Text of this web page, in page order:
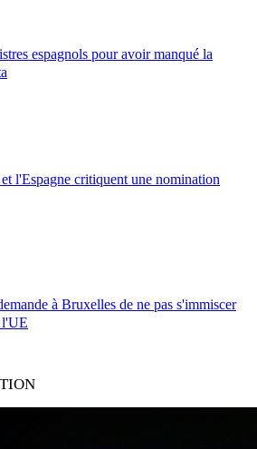
espagnols pour avoir manqué la
l'Espagne critiquent une nomination
à Bruxelles de ne pas s'immiscer
l'UE